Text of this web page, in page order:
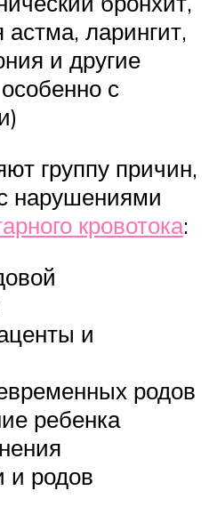
ларингит,
и другие
с
группу причин,
нарушениями
кровотока:
и
родов
ребенка
и родов